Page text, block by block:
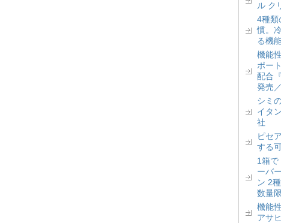
ル ク
4種類
慣。
る機
機能
ポー
配合
発売
シミ
イタ
社
ピセ
する
1箱で
ーバ
ン 2
数量
機能
アサ